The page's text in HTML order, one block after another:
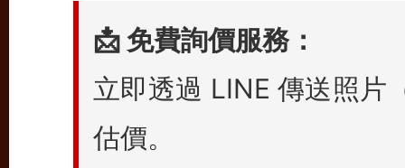
📩 免費詢價服務：
立即透過 LINE 傳送照片
估價。